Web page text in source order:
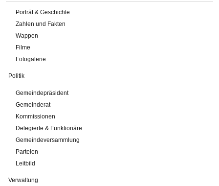
Porträt & Geschichte
Zahlen und Fakten
Wappen
Filme
Fotogalerie
Politik
Gemeindepräsident
Gemeinderat
Kommissionen
Delegierte & Funktionäre
Gemeindeversammlung
Parteien
Leitbild
Verwaltung